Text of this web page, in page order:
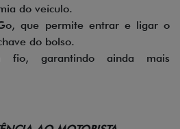
do veículo.
que permite entrar e ligar o
do bolso.
fio, garantindo ainda mais